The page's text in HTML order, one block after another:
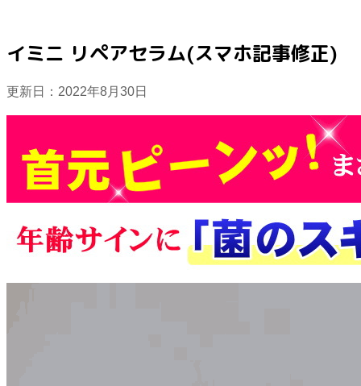
イミニ リペアセラム(スマホ記事修正)
更新日： 2022年8月30日